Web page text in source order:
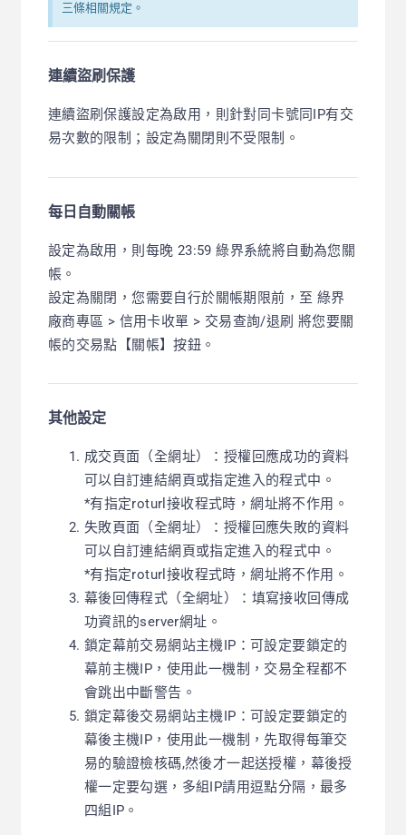
三條相關規定。
連續盜刷保護
連續盜刷保護設定為啟用，則針對同卡號同IP有交
易次數的限制；設定為關閉則不受限制。
每日自動關帳
設定為啟用，則每晚 23:59 綠界系統將自動為您關
帳。
設定為關閉，您需要自行於關帳期限前，至 綠界
廠商專區 > 信用卡收單 > 交易查詢/退刷 將您要關
帳的交易點【關帳】按鈕。
其他設定
成交頁面（全網址）：授權回應成功的資料
可以自訂連結網頁或指定進入的程式中。
*有指定roturl接收程式時，網址將不作用。
失敗頁面（全網址）：授權回應失敗的資料
可以自訂連結網頁或指定進入的程式中。
*有指定roturl接收程式時，網址將不作用。
幕後回傳程式（全網址）：填寫接收回傳成
功資訊的server網址。
鎖定幕前交易網站主機IP：可設定要鎖定的
幕前主機IP，使用此一機制，交易全程都不
會跳出中斷警告。
鎖定幕後交易網站主機IP：可設定要鎖定的
幕後主機IP，使用此一機制，先取得每筆交
易的驗證檢核碼,然後才一起送授權，幕後授
權一定要勾選，多組IP請用逗點分隔，最多
四組IP。